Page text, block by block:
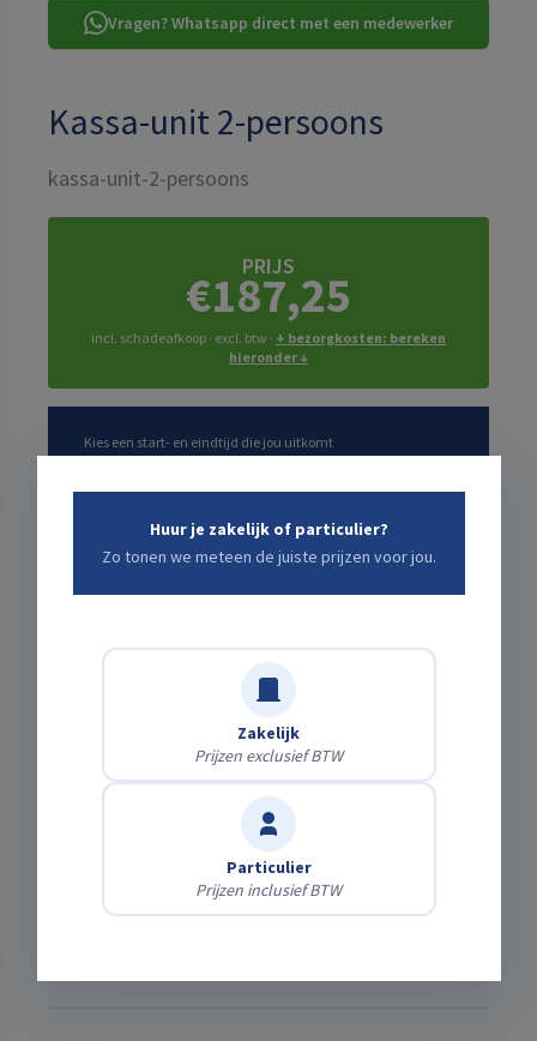
Vragen? Whatsapp direct met een medewerker
Kassa-unit 2-persoons
kassa-unit-2-persoons
PRIJS
€187,25
incl. schadeafkoop · excl. btw · + bezorgkosten: bereken
hieronder ↓
Kies een start- en eindtijd die jou uitkomt
Bezorging of zelf ophalen?
Haal het af op onze locatie.
Bereken direct
Laten bezorgen
Wij brengen & halen het — kies je adres en zie
Huur je zakelijk of particulier?
Zo tonen we meteen de juiste prijzen voor jou.
Zakelijk
Prijzen exclusief BTW
Particulier
Prijzen inclusief BTW